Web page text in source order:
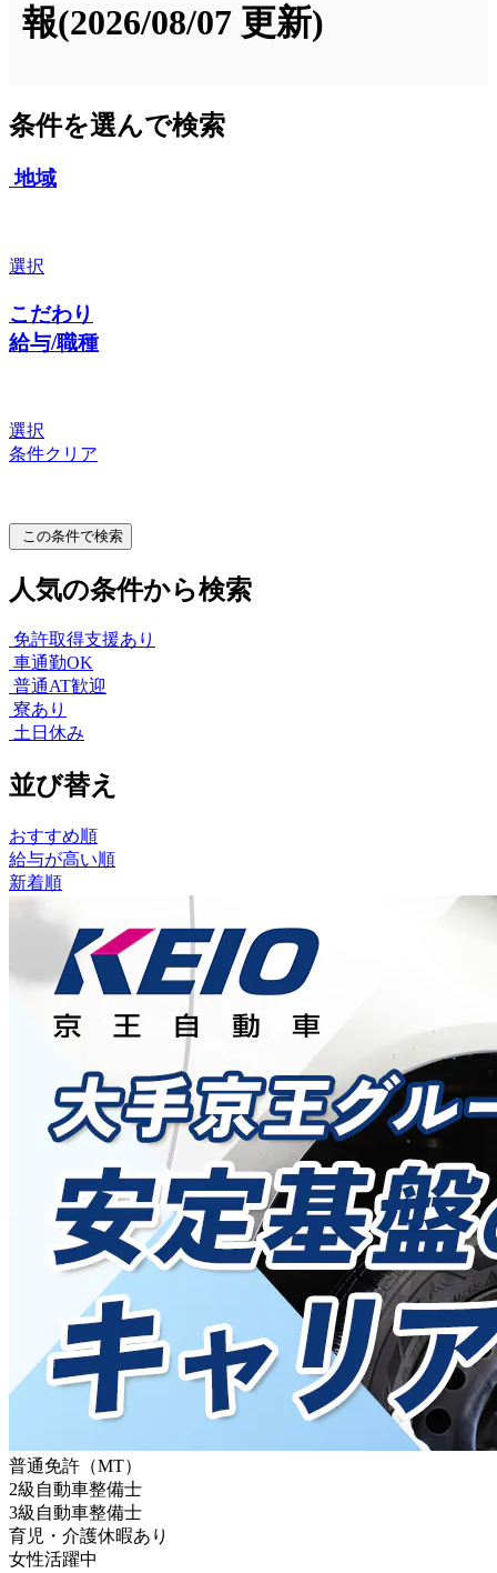
報(2026/08/07 更新)
条件を選んで検索
地域
選択
こだわり
給与/職種
選択
条件クリア
この条件で検索
人気の条件から検索
免許取得支援あり
車通勤OK
普通AT歓迎
寮あり
土日休み
並び替え
おすすめ順
給与が高い順
新着順
普通免許（MT）
2級自動車整備士
3級自動車整備士
育児・介護休暇あり
女性活躍中